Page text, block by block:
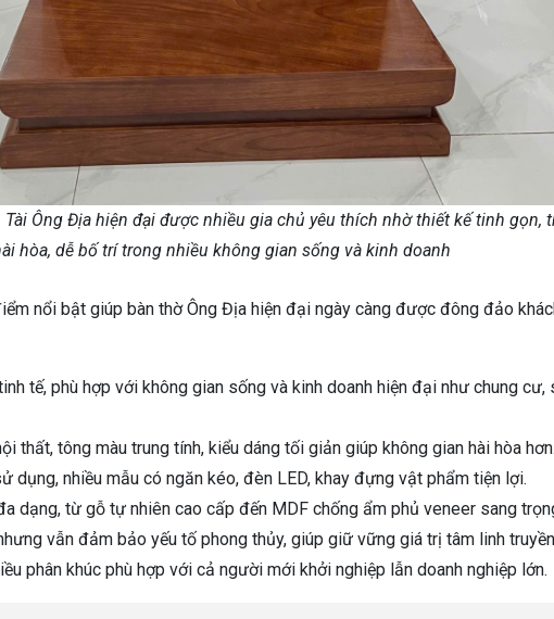
Tài Ông Địa hiện đại được nhiều gia chủ yêu thích nhờ thiết kế tinh gọn,
hòa, dễ bố trí trong nhiều không gian sống và kinh doanh
nổi bật giúp bàn thờ Ông Địa hiện đại ngày càng được đông đảo
tế, phù hợp với không gian sống và kinh doanh hiện đại như chung cư,
thất, tông màu trung tính, kiểu dáng tối giản giúp không gian hài hòa hơn.
dụng, nhiều mẫu có ngăn kéo, đèn LED, khay đựng vật phẩm tiện lợi.
dạng, từ gỗ tự nhiên cao cấp đến MDF chống ẩm phủ veneer sang
vẫn đảm bảo yếu tố phong thủy, giúp giữ vững giá trị tâm linh
phân khúc phù hợp với cả người mới khởi nghiệp lẫn doanh nghiệp lớn.